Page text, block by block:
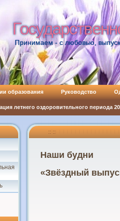
Принимаем - с любовью,
образования Руководство
летнего оздоровительного периода
:: ::
Наши будни
«Звёздный